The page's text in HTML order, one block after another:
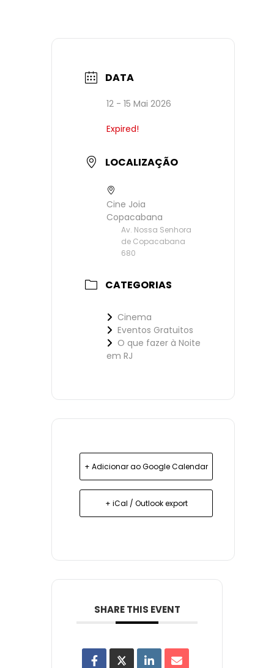
DATA
12 - 15 Mai 2026
Expired!
LOCALIZAÇÃO
Cine Joia
Copacabana
Av. Nossa Senhora
de Copacabana
680
CATEGORIAS
Cinema
Eventos Gratuitos
O que fazer à Noite
em RJ
+ Adicionar ao Google Calendar
+ iCal / Outlook export
SHARE THIS EVENT